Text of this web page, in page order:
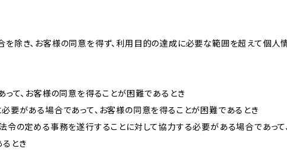
除き、お客様の同意を得ず、利用目的の達成に必要な範囲を超えて個人
て、お客様の同意を得ることが困難であるとき
要がある場合であって、お客様の同意を得ることが困難であるとき
令の定める事務を遂行することに対して協力する必要がある場合であって
とき